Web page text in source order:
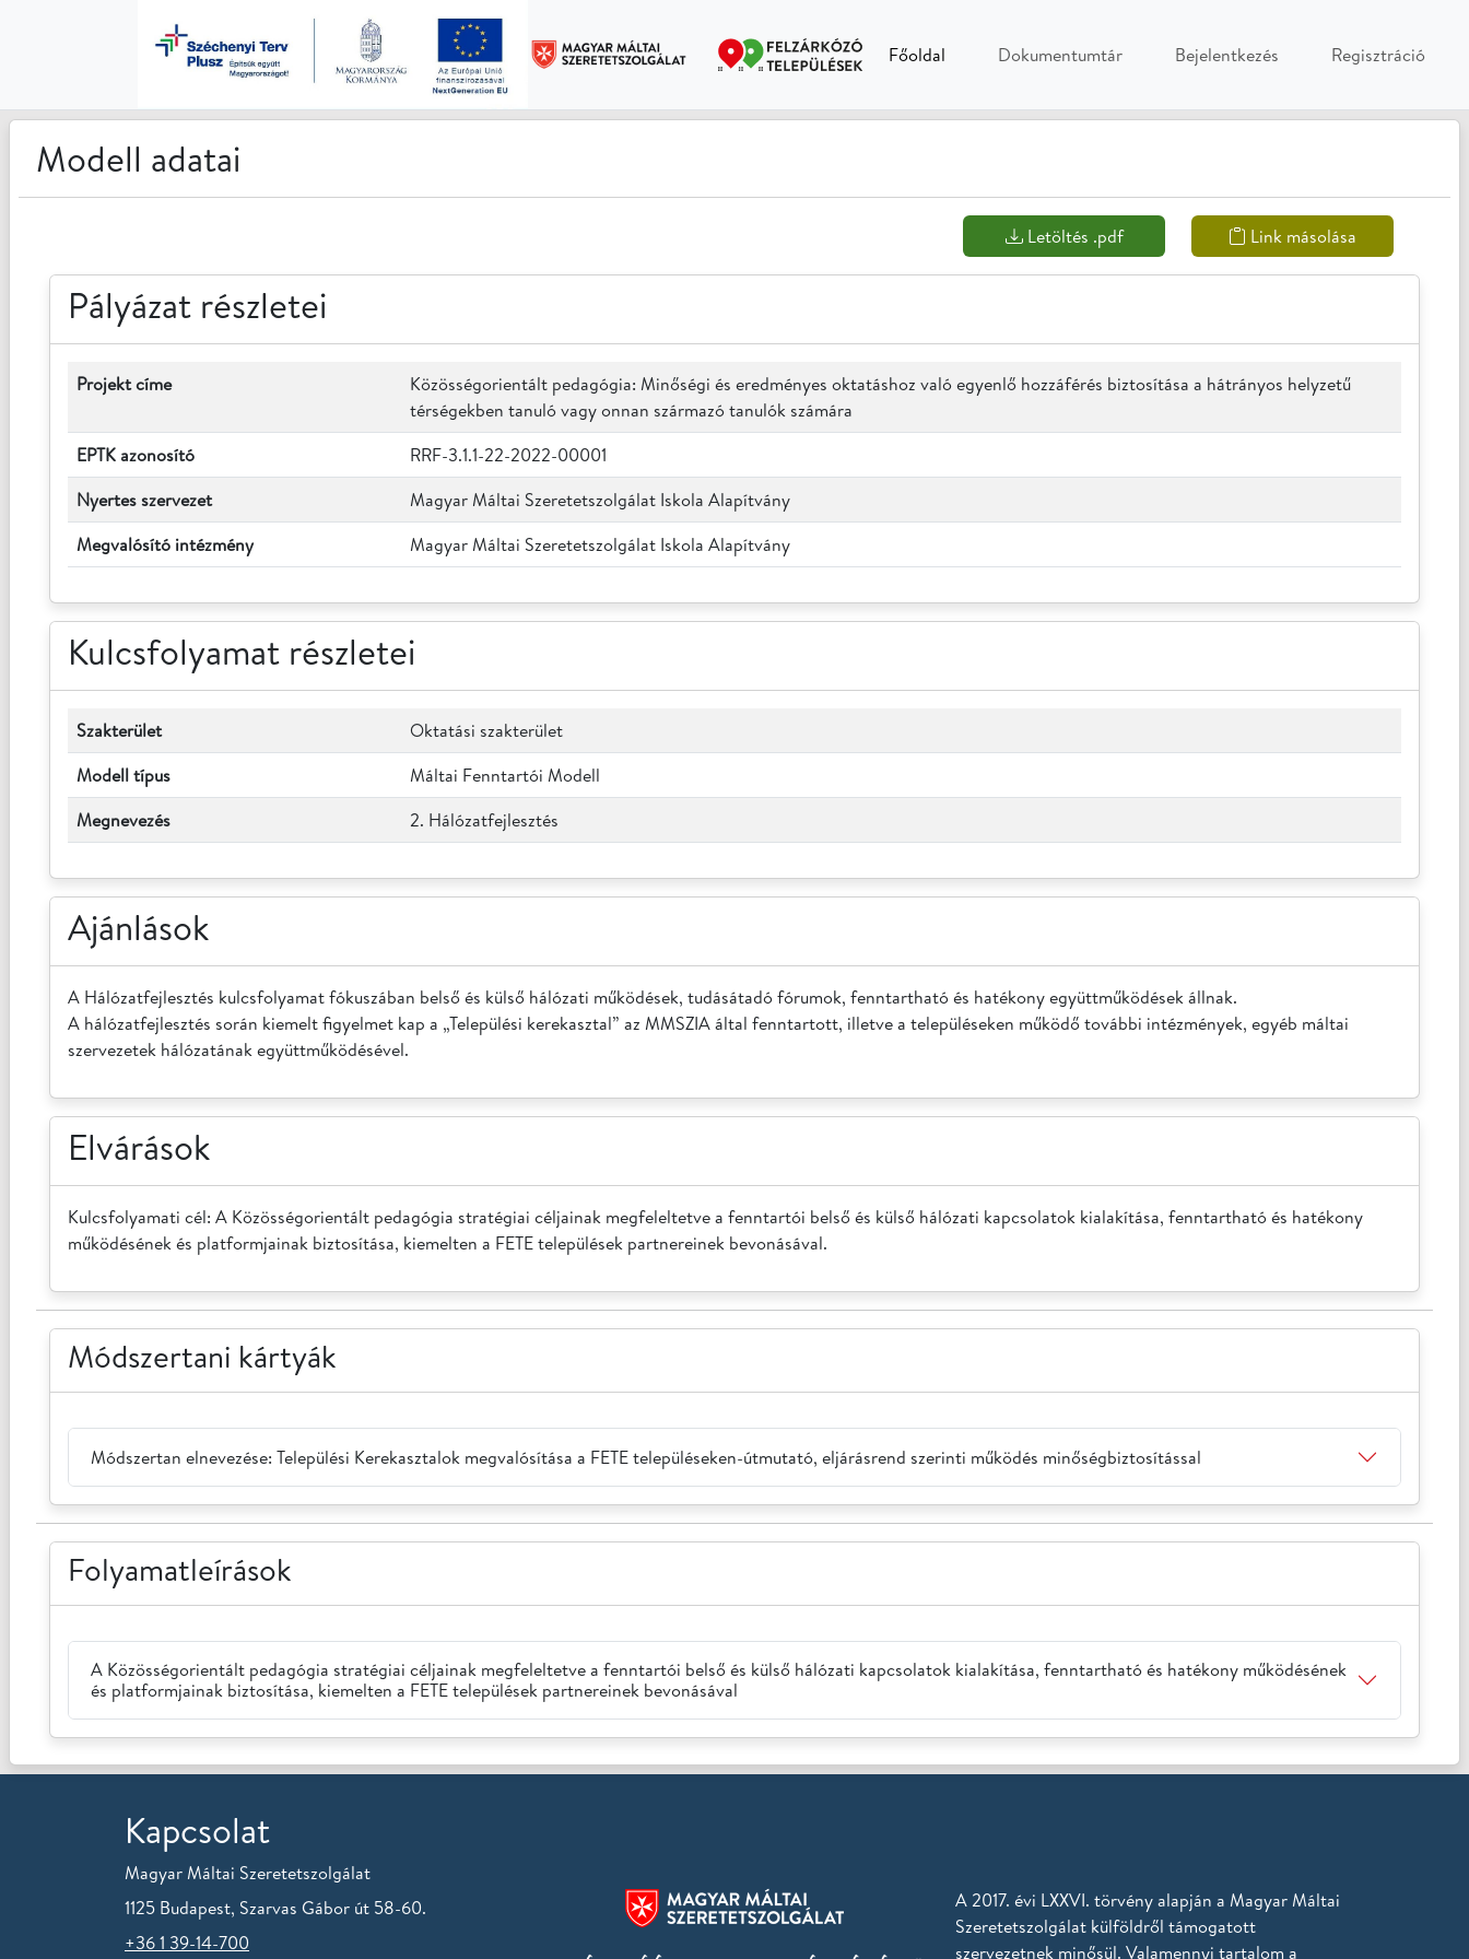
Főoldal Dokumentumtár Bejelentkezés Regisztráció
Modell adatai
Letöltés .pdf Link másolása
Pályázat részletei
Projekt címe
Közösségorientált pedagógia: Minőségi és eredményes oktatáshoz való egyenlő hozzáférés biztosítása a hátrányos helyzetű
térségekben tanuló vagy onnan származó tanulók számára
EPTK azonosító
RRF-3.1.1-22-2022-00001
Nyertes szervezet
Magyar Máltai Szeretetszolgálat Iskola Alapítvány
Megvalósító intézmény
Magyar Máltai Szeretetszolgálat Iskola Alapítvány
Kulcsfolyamat részletei
Szakterület
Oktatási szakterület
Modell típus
Máltai Fenntartói Modell
Megnevezés
2. Hálózatfejlesztés
Ajánlások
A Hálózatfejlesztés kulcsfolyamat fókuszában belső és külső hálózati működések, tudásátadó fórumok, fenntartható és hatékony együttműködések állnak.
A hálózatfejlesztés során kiemelt figyelmet kap a „Települési kerekasztal” az MMSZIA által fenntartott, illetve a településeken működő további intézmények, egyéb máltai
szervezetek hálózatának együttműködésével.
Elvárások
Kulcsfolyamati cél: A Közösségorientált pedagógia stratégiai céljainak megfeleltetve a fenntartói belső és külső hálózati kapcsolatok kialakítása, fenntartható és hatékony
működésének és platformjainak biztosítása, kiemelten a FETE települések partnereinek bevonásával.
Módszertani kártyák
Módszertan elnevezése: Települési Kerekasztalok megvalósítása a FETE településeken-útmutató, eljárásrend szerinti működés minőségbiztosítással
Folyamatleírások
A Közösségorientált pedagógia stratégiai céljainak megfeleltetve a fenntartói belső és külső hálózati kapcsolatok kialakítása, fenntartható és hatékony működésének
és platformjainak biztosítása, kiemelten a FETE települések partnereinek bevonásával
Kapcsolat
Magyar Máltai Szeretetszolgálat
1125 Budapest, Szarvas Gábor út 58-60.
+36 1 39-14-700
A 2017. évi LXXVI. törvény alapján a Magyar Máltai
Szeretetszolgálat külföldről támogatott
szervezetnek minősül. Valamennyi tartalom a